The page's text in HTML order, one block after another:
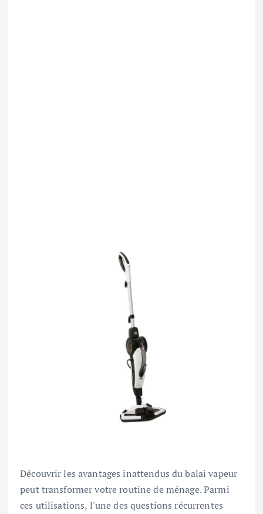
Découvrir les avantages inattendus du balai vapeur
peut transformer votre routine de ménage. Parmi
ces utilisations, l'une des questions récurrentes